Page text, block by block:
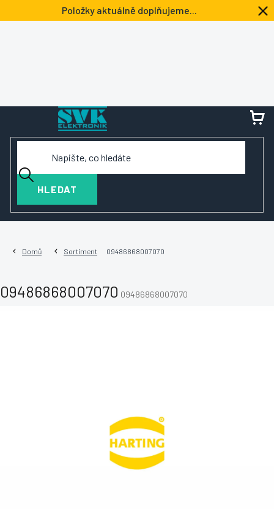
na
Položky aktuálně doplňujeme...
HLEDAT
Domů Sortiment 09486868007070
09486868007070 09486868007070